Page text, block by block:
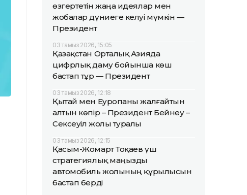
өзгертетін жаңа идеялар мен
жобалар дүниеге келуі мүмкін —
Президент
03 тамыз 2026, 15:05
Қазақстан Орталық Азияда
цифрлық даму бойынша көш
бастап тұр — Президент
03 тамыз 2026, 12:18
Қытай мен Еуропаны жалғайтын
алтын көпір – Президент Бейнеу –
Сексеуіл жолы туралы
03 тамыз 2026, 12:15
Қасым-Жомарт Тоқаев үш
стратегиялық маңызды
автомобиль жолының құрылысын
бастап берді